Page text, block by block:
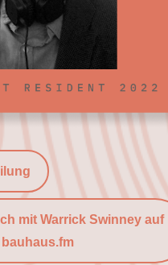
mit Warrick Swinney auf
bauhaus.fm